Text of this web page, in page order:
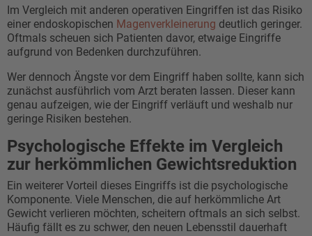
Im Vergleich mit anderen operativen Eingriffen ist das Risiko
einer endoskopischen Magenverkleinerung deutlich geringer.
Oftmals scheuen sich Patienten davor, etwaige Eingriffe
aufgrund von Bedenken durchzuführen.
Wer dennoch Ängste vor dem Eingriff haben sollte, kann sich
zunächst ausführlich vom Arzt beraten lassen. Dieser kann
genau aufzeigen, wie der Eingriff verläuft und weshalb nur
geringe Risiken bestehen.
Psychologische Effekte im Vergleich
zur herkömmlichen Gewichtsreduktion
Ein weiterer Vorteil dieses Eingriffs ist die psychologische
Komponente. Viele Menschen, die auf herkömmliche Art
Gewicht verlieren möchten, scheitern oftmals an sich selbst.
Häufig fällt es zu schwer, den neuen Lebensstil dauerhaft